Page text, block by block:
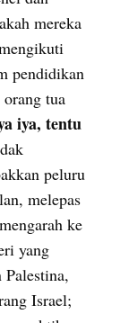
mereka
pendidikan
tua
iya, tentu
peluru
melepas
ke
yang
Israel;